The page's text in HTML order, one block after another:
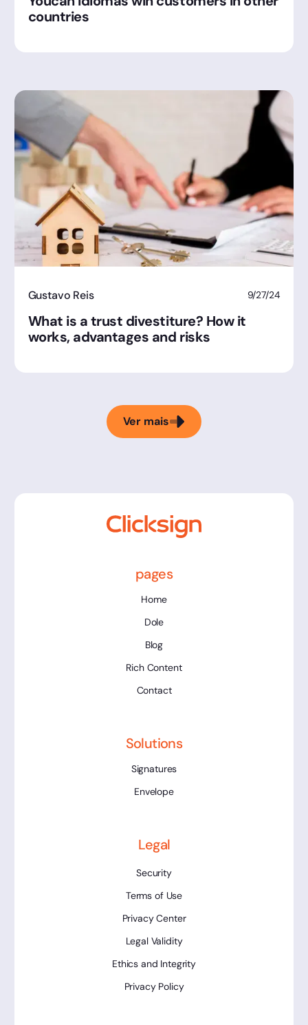
countries
Gustavo Reis 9/27/24
What is a trust divestiture? How it
works, advantages and risks
Ver mais
pages
Home
Dole
Blog
Rich Content
Contact
Solutions
Signatures
Envelope
Legal
Security
Terms of Use
Privacy Center
Legal Validity
Ethics and Integrity
Privacy Policy